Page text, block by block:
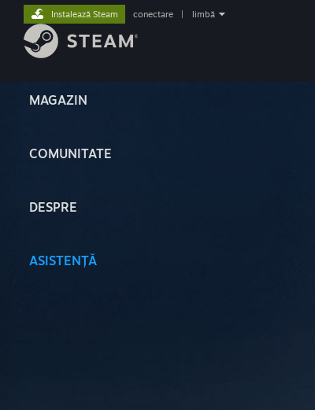
MAGAZIN
COMUNITATE
DESPRE
ASISTENȚĂ
Instalează Steam conectare limbă